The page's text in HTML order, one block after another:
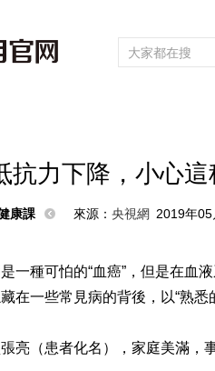
抗力下降，小心這
康課 來源： 央視網 2019年05
一種可怕的“血癌”，但是在血
在一些常見病的背後，以“熟
亮（患者化名），家庭美滿，